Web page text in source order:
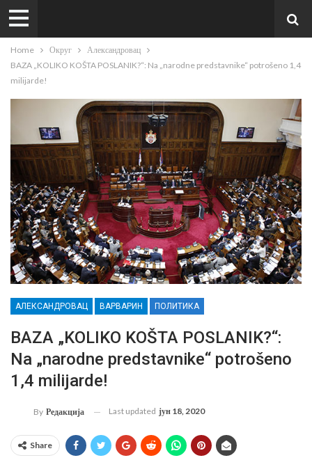
Home Округ
Александровац
BAZA „KOLIKO KOŠTA POSLANIK?“: Na „narodne predstavnike“ potrošeno 1,4
milijarde!
АЛЕКСАНДРОВАЦ ВАРВАРИН ПОЛИТИКА
BAZA „KOLIKO KOŠTA POSLANIK?“:
Na „narodne predstavnike“ potrošeno
1,4 milijarde!
By Редакција Last updated јун 18, 2020
Share